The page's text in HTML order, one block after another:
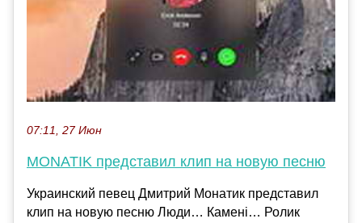
07:11, 27 Июн
MONATIK представил клип на новую песню
Украинский певец Дмитрий Монатик представил
клип на новую песню Люди… Камені… Ролик